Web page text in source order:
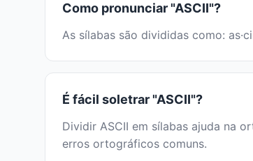
Como pronunciar "ASCII"?
As sílabas são divididas como:
É fácil soletrar "ASCII"?
Dividir ASCII em sílabas ajuda na
erros ortográficos comuns.